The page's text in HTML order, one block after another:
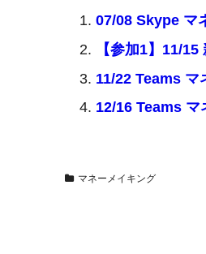
07/08 Skype マ
【参加1】11/
11/22 Teams マ
12/16 Teams マ
マネーメイキング